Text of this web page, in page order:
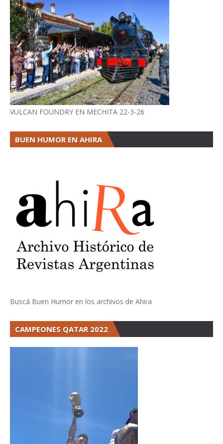
VULCAN FOUNDRY EN MECHITA 22-3-26
BUEN HUMOR EN AHIRA
Buscá Buen Humor en los archivos de Ahira
CAMPEONES QATAR 2022